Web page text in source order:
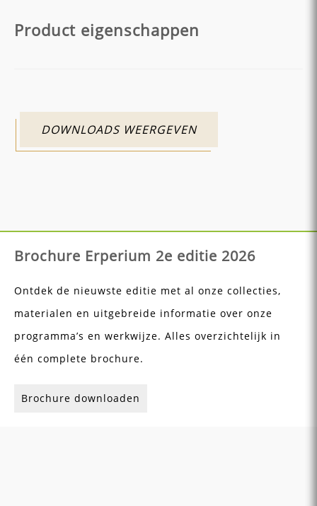
Product eigenschappen
DOWNLOADS WEERGEVEN
Brochure Erperium 2e editie 2026
Ontdek de nieuwste editie met al onze collecties,
materialen en uitgebreide informatie over onze
programma’s en werkwijze. Alles overzichtelijk in
één complete brochure.
Brochure downloaden